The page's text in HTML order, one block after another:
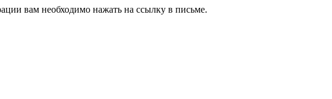
вам необходимо нажать на ссылку в письме.